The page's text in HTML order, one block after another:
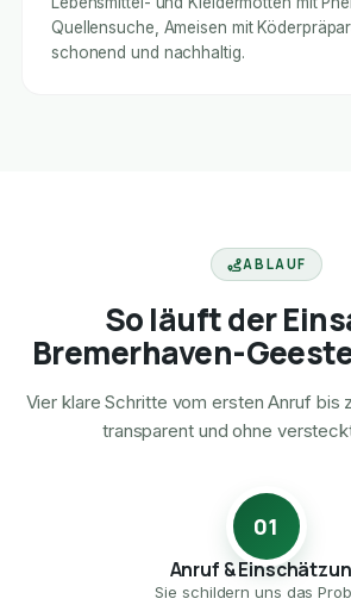
Quellensuche, Ameisen mit
schonend und nachhaltig.
ABLAUF
So läuft der
Bremerhaven-
Vier klare Schritte vom ersten Anruf
transparent und ohne
01
Anruf &
Sie schildern uns das